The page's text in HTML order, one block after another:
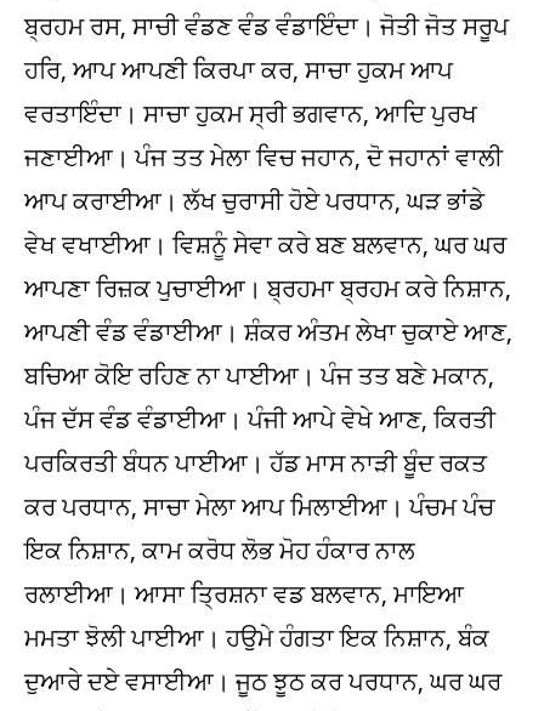
ਬ੍ਰਹਮ ਰਸ, ਸਾਚੀ ਵੰਡਣ ਵੰਡ ਵੰਡਾਇੰਦਾ। ਜੋਤੀ ਜੋਤ ਸਰੂਪ
ਹਰਿ, ਆਪ ਆਪਣੀ ਕਿਰਪਾ ਕਰ, ਸਾਚਾ ਹੁਕਮ ਆਪ
ਵਰਤਾਇੰਦਾ। ਸਾਚਾ ਹੁਕਮ ਸ੍ਰੀ ਭਗਵਾਨ, ਆਦਿ ਪੁਰਖ
ਜਣਾਈਆ। ਪੰਜ ਤਤ ਮੇਲਾ ਵਿਚ ਜਹਾਨ, ਦੋ ਜਹਾਨਾਂ ਵਾਲੀ
ਆਪ ਕਰਾਈਆ। ਲੱਖ ਚੁਰਾਸੀ ਹੋਏ ਪਰਧਾਨ, ਘੜ ਭਾਂਡੇ
ਵੇਖ ਵਖਾਈਆ। ਵਿਸ਼ਨੂੰ ਸੇਵਾ ਕਰੇ ਬਣ ਬਲਵਾਨ, ਘਰ ਘਰ
ਆਪਣਾ ਰਿਜ਼ਕ ਪੁਚਾਈਆ। ਬ੍ਰਹਮਾ ਬ੍ਰਹਮ ਕਰੇ ਨਿਸ਼ਾਨ,
ਆਪਣੀ ਵੰਡ ਵੰਡਾਈਆ। ਸ਼ੰਕਰ ਅੰਤਮ ਲੇਖਾ ਚੁਕਾਏ ਆਣ,
ਬਚਿਆ ਕੋਇ ਰਹਿਣ ਨਾ ਪਾਈਆ। ਪੰਜ ਤਤ ਬਣੇ ਮਕਾਨ,
ਪੰਜ ਦੱਸ ਵੰਡ ਵੰਡਾਈਆ। ਪੰਜੀ ਆਪੇ ਵੇਖੇ ਆਣ, ਕਿਰਤੀ
ਪਰਕਿਰਤੀ ਬੰਧਨ ਪਾਈਆ। ਹੱਡ ਮਾਸ ਨਾੜੀ ਬੂੰਦ ਰਕਤ
ਕਰ ਪਰਧਾਨ, ਸਾਚਾ ਮੇਲਾ ਆਪ ਮਿਲਾਈਆ। ਪੰਚਮ ਪੰਚ
ਇਕ ਨਿਸ਼ਾਨ, ਕਾਮ ਕਰੋਧ ਲੋਭ ਮੋਹ ਹੰਕਾਰ ਨਾਲ
ਰਲਾਈਆ। ਆਸਾ ਤ੍ਰਿਸ਼ਨਾ ਵਡ ਬਲਵਾਨ, ਮਾਇਆ
ਮਮਤਾ ਝੋਲੀ ਪਾਈਆ। ਹਉਮੇ ਹੰਗਤਾ ਇਕ ਨਿਸ਼ਾਨ, ਬੰਕ
ਦੁਆਰੇ ਦਏ ਵਸਾਈਆ। ਜੂਠ ਝੂਠ ਕਰ ਪਰਧਾਨ, ਘਰ ਘਰ